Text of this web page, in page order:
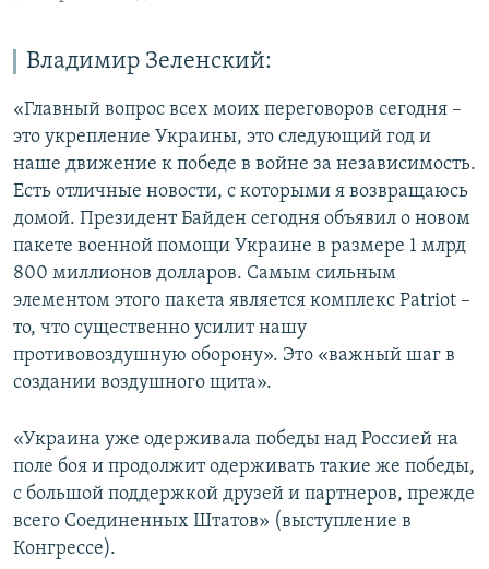
Владимир Зеленский:
«Главный вопрос всех моих переговоров сегодня –
это укрепление Украины, это следующий год и
наше движение к победе в войне за независимость.
Есть отличные новости, с которыми я возвращаюсь
домой. Президент Байден сегодня объявил о новом
пакете военной помощи Украине в размере 1 млрд
800 миллионов долларов. Самым сильным
элементом этого пакета является комплекс Patriot –
то, что существенно усилит нашу
противовоздушную оборону». Это «важный шаг в
создании воздушного щита».
«Украина уже одерживала победы над Россией на
поле боя и продолжит одерживать такие же победы,
с большой поддержкой друзей и партнеров, прежде
всего Соединенных Штатов» (выступление в
Конгрессе).